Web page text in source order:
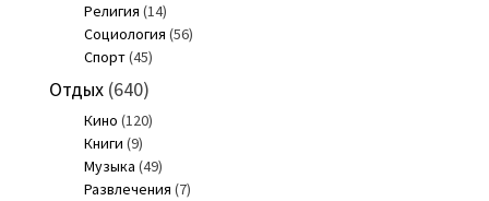
Религия (14)
Социология (56)
Спорт(45)
Отдых(640)
Кино (120)
Книги (9)
Музыка (49)
Развлечения (7)